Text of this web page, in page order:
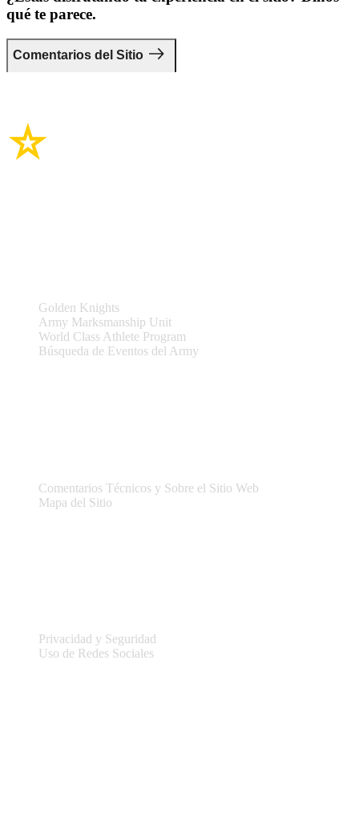
qué te parece.
Comentarios del Sitio
Golden Knights
Army Marksmanship Unit
World Class Athlete Program
Búsqueda de Eventos del Army
Comentarios Técnicos y Sobre el Sitio Web
Mapa del Sitio
Privacidad y Seguridad
Uso de Redes Sociales